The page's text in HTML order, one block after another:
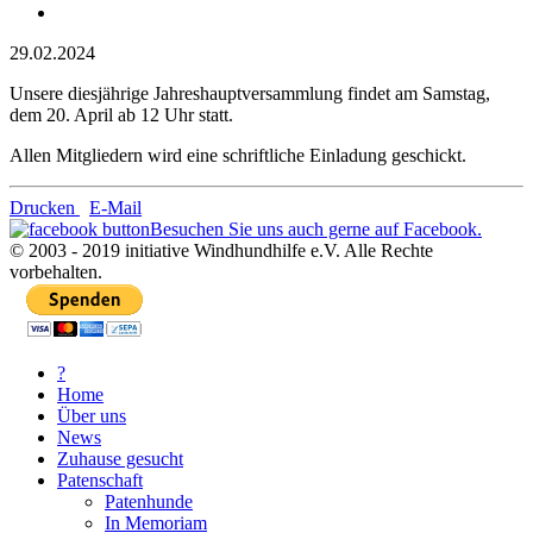
29.02.2024
Unsere diesjährige Jahreshauptversammlung findet am Samstag,
dem 20. April ab 12 Uhr statt.
Allen Mitgliedern wird eine schriftliche Einladung geschickt.
Drucken
E-Mail
Besuchen Sie uns auch gerne auf Facebook.
© 2003 - 2019 initiative Windhundhilfe e.V. Alle Rechte
vorbehalten.
?
Home
Über uns
News
Zuhause gesucht
Patenschaft
Patenhunde
In Memoriam